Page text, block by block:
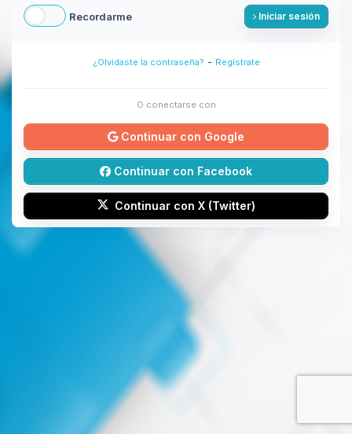
Recordarme Iniciar sesión
¿Olvidaste la contraseña? - Regístrate
O conectarse con
Continuar con Google
Continuar con Facebook
Continuar con X (Twitter)